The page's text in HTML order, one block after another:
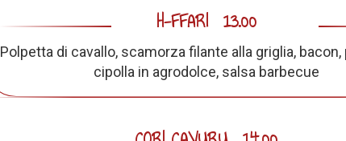
H-FFARI 13.00
Polpetta di cavallo, scamorza filante alla griglia,
cipolla in agrodolce, salsa barbecue